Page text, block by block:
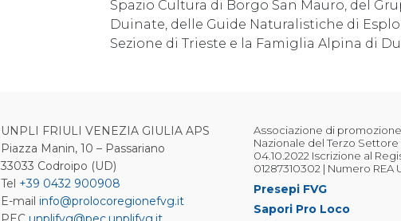
Spazio Cultura di Borgo San Mauro, del
Duinate, delle Guide Naturalistiche di
Sezione di Trieste e la Famiglia Alpina di
UNPLI FRIULI VENEZIA GIULIA APS
Piazza Manin, 10 – Passariano
33033 Codroipo (UD)
Tel +39 0432 900908
E-mail info@prolocoregionefvg.it
Associazione di
Nazionale del Terzo Settore
04.10.2022 Iscrizione al
01287310302 | Numero REA
Presepi FVG
Sapori Pro Loco